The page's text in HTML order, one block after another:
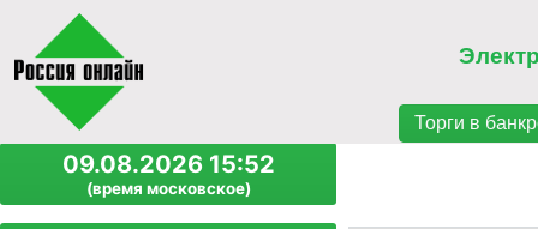
Торги в
09.08.2026 15:52
(время московское)